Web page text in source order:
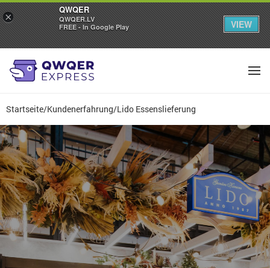
Startseite/Kundenerfahrung/Lido Essenslieferung
×
QWQER
QWQER.LV
FREE - In Google Play
VIEW